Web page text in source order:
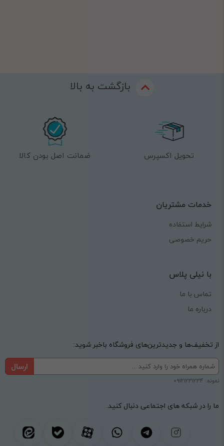
بازگشت به بالا
تحویل اکسپرس ضمانت اصل بودن کالا
خدمات مشتریان
شرایط استفاده
حریم خصوصی
با نیلی پلاس
تماس با ما
درباره ما
از تخفیف‌ها و جدیدترین‌های فروشگاه باخبر شوید:
ارسال
نمونه: 09121231234
ما را در شبکه های اجتماعی دنبال کنید.